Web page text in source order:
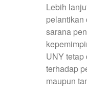
Lebih
pelantikan
sarana
UNY tetap
terhadap
maupun